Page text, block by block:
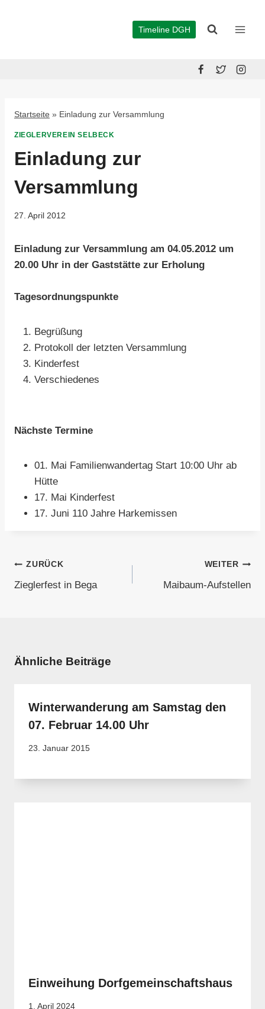
Timeline DGH
Startseite » Einladung zur Versammlung
ZIEGLERVEREIN SELBECK
Einladung zur
Versammlung
27. April 2012
Einladung zur Versammlung am 04.05.2012 um
20.00 Uhr in der Gaststätte zur Erholung
Tagesordnungspunkte
Begrüßung
Protokoll der letzten Versammlung
Kinderfest
Verschiedenes
Nächste Termine
01. Mai Familienwandertag Start 10:00 Uhr ab
Hütte
17. Mai Kinderfest
17. Juni 110 Jahre Harkemissen
Beitragsnavigation
ZURÜCK
Zieglerfest in Bega
WEITER
Maibaum-Aufstellen
Ähnliche Beiträge
Winterwanderung am Samstag den
07. Februar 14.00 Uhr
23. Januar 2015
Einweihung Dorfgemeinschaftshaus
1. April 2024